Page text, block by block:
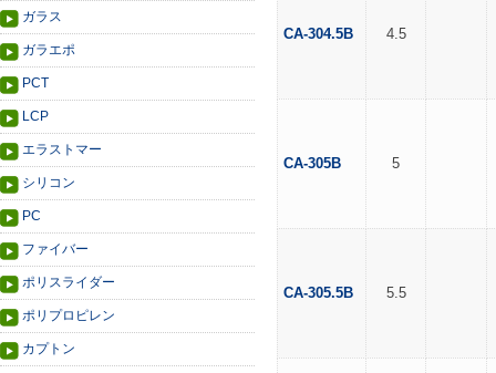
ガラス
ガラエポ
PCT
LCP
エラストマー
シリコン
PC
ファイバー
ポリスライダー
ポリプロピレン
カプトン
CA-304.5B 4.5
CA-305B 5
CA-305.5B 5.5